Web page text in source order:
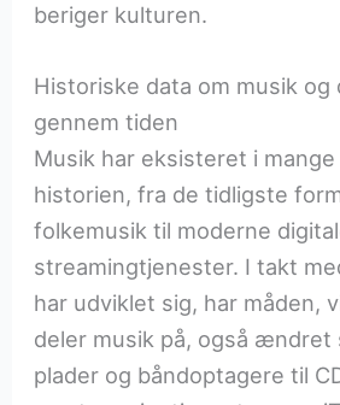
beriger kulturen.
Historiske data om musik og
gennem tiden
Musik har eksisteret i
historien, fra de tidligste
folkemusik til moderne
streamingtjenester. I takt
har udviklet sig, har måden,
deler musik på, også ændret
plader og båndoptagere til